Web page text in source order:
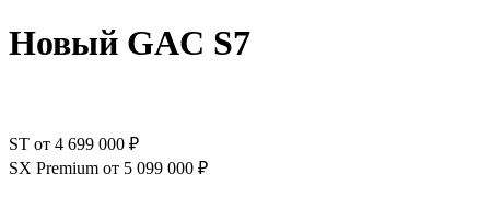
Новый GAC S7
ST от 4 699 000 ₽
SX Premium от 5 099 000 ₽